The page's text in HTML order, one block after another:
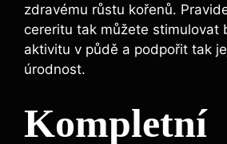
zdravému růstu kořenů.
cereritu tak můžete stimulovat
aktivitu v půdě a podpořit ​tak
úrodnost.
Kompletní